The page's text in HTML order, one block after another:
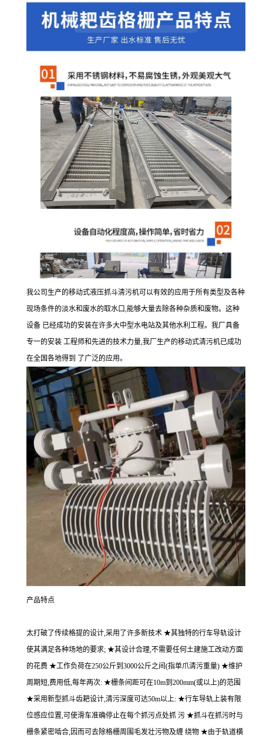
我公司生产的移动式液压抓斗清污机可以有效的应用于所有类型及各种
现场条件的淡水和废水的取水口,能够大量去除各种杂质和废物。这种
设备 已经成功的安装在许多大中型水电站及其他水利工程。我厂具备
专一的安装 工程师和先进的技术力量,我厂生产的移动式清污机已成功
在全国各地得到 了广泛的应用。
产品特点
太打破了传续格提的设计,采用了许多新技术 ★其独特的行车导轨设计
使其满足各种场地的要求; ★其设计合理,不需要任何土建施工改动方面
的花费 ★工作负荷在250公斤到3000公斤之间(指单爪清污重量) ★维护
周期短,费用低,每年两次: ★栅条间距可在10m到200mm(或以上)的范围
★采用新型抓斗齿耙设计,清污深度可达50m以上: ★行车导轨上装有限
位感应位置,可使滑车准确停止在每个抓污点处抓 污 ★抓斗在抓污时与
栅条紧密啮合,因而可去除格栅周围毛发壮污物及缠 绕物 ★由于轨道横